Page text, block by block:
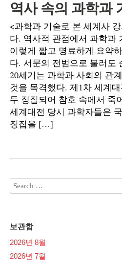
역사 속의 과학과
<과학과 기술로 본 세계사
다. 역사적 관점에서 과학과
이렇게 짧고 명료하게 요약
다. 서문의 전범으로 불러도
20세기는 과학과 사회의 관
것을 목격했다. 제1차 세계
두 징집되어 참호 속에서 죽
세계대전 당시 과학자들은
징집을 […]
보관함
2026년 8월
2026년 7월